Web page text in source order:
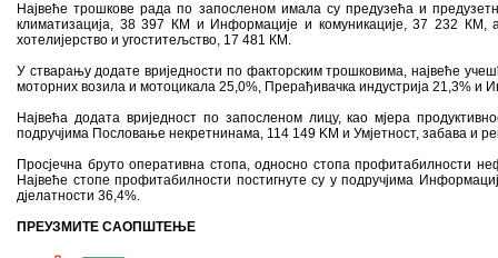
Највеће трошкове рада по запосленом имала су предузећа и
климатизација, 38 397 КМ и Информације и комуникације, 37 232 КМ,
хотелијерство и угоститељство, 17 481 КМ.
У стварању додате вриједности по факторским трошковима, највеће
моторних возила и мотоцикала 25,0%, Прерађивачка индустрија 21,3% и
Највећа додата вриједност по запосленом лицу, као мјера
подручјима Пословање некретнинама, 114 149 KM и Умјетност, забава и
Просјечна бруто оперативна стопа, односно стопа профитабилности
Највеће стопе профитабилности постигнуте су у подручјима
дјелатности 36,4%.
ПРЕУЗМИТЕ САОПШТЕЊЕ